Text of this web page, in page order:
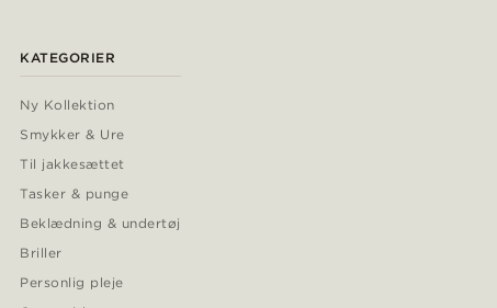
KATEGORIER
Ny Kollektion
Smykker & Ure
Til jakkesættet
Tasker & punge
Beklædning & undertøj
Briller
Personlig pleje